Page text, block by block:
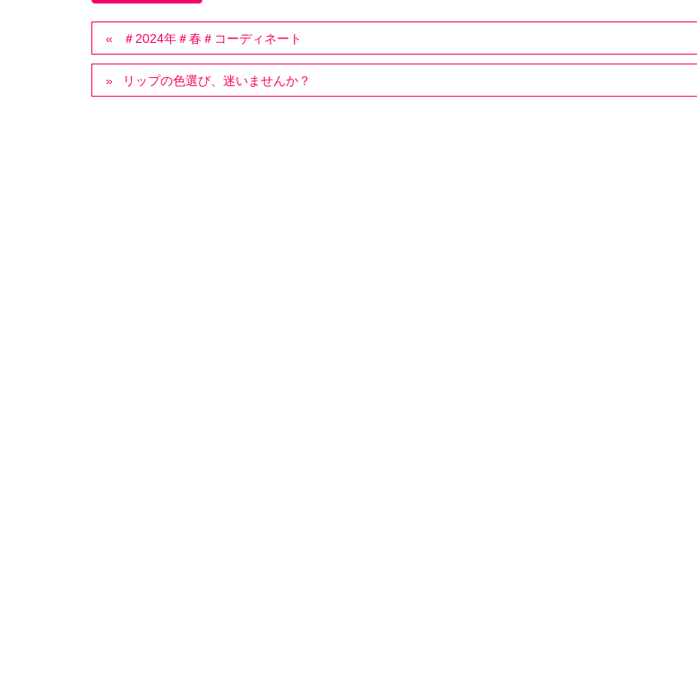
＃2024年＃春＃コーディネート
リップの色選び、迷いませんか？